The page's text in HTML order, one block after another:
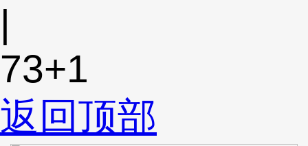
|
73+1
返回顶部